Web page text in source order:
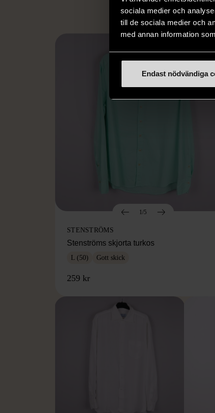
sociala medier och
till de sociala medier och
med annan information
Endast nödvändiga
1/5
STENSTRÖMS
Stenströms skjorta turkos
L (50) Gott skick
259 kr